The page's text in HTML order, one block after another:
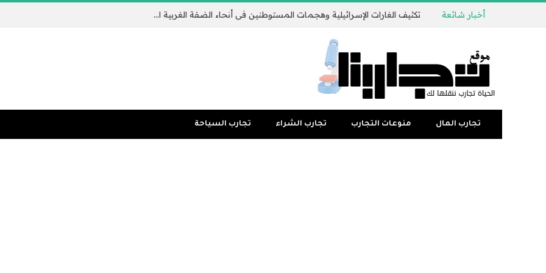
أخبار شائعة تكثيف الغارات الإسرائيلية وهجمات المستوطنين في أنحاء الضفة الغربية المحتلة | الضفة الغربية المحتلة
تجارب المال منوعات التجارب تجارب الشراء تجارب السياحة